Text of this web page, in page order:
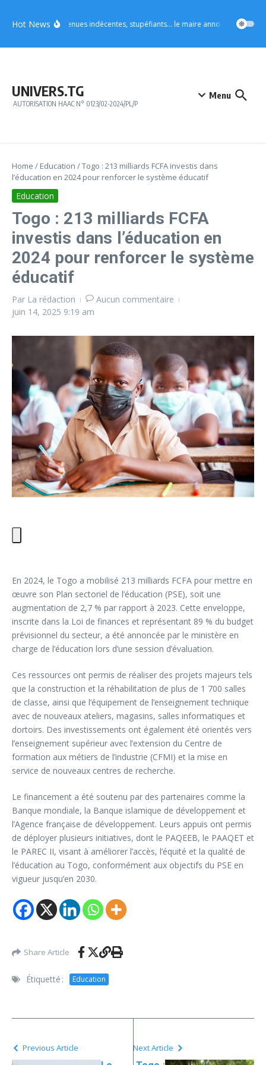
Hot NewsVo4 : tenues indécentes, stupéfiants… le maire annonce des
UNIVERS.TG
AUTORISATION HAAC N° 0123/02-2024/PL/P
Menu
Home / Education /Togo : 213 milliards FCFA investis dans
l’éducation en 2024 pour renforcer le système éducatif
Education
Togo : 213 milliards FCFA
investis dans l’éducation en
2024 pour renforcer le système
éducatif
Par La rédaction
Aucun commentaire
juin 14, 2025 9:19 am
En 2024, le Togo a mobilisé 213 milliards FCFA pour mettre en
œuvre son Plan sectoriel de l’éducation (PSE), soit une
augmentation de 2,7 % par rapport à 2023. Cette enveloppe,
inscrite dans la Loi de finances et représentant 89 % du budget
prévisionnel du secteur, a été annoncée par le ministère en
charge de l’éducation lors d’une session d’évaluation.
Ces ressources ont permis de réaliser des projets majeurs tels
que la construction et la réhabilitation de plus de 1 700 salles
de classe, ainsi que l’équipement de l’enseignement technique
avec de nouveaux ateliers, magasins, salles informatiques et
dortoirs. Des investissements ont également été orientés vers
l’enseignement supérieur avec l’extension du Centre de
formation aux métiers de l’industrie (CFMI) et la mise en
service de nouveaux centres de recherche.
Le financement a été soutenu par des partenaires comme la
Banque mondiale, la Banque islamique de développement et
l’Agence française de développement. Leurs appuis ont permis
de déployer plusieurs initiatives, dont le PAQEEB, le PAAQET et
le PAREC II, visant à améliorer l’accès, l’équité et la qualité de
l’éducation au Togo, conformément aux objectifs du PSE en
vigueur jusqu’en 2030.
Share Article
Étiquetté : Education
Previous Article Next Article